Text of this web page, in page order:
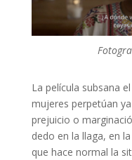
La película subsana
mujeres perpetúan
prejuicio o
dedo en la llaga, en
que hace normal la